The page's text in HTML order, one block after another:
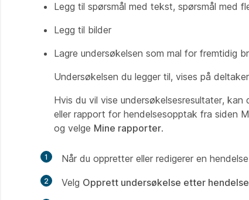
Legg til spørsmål med tekst, spørsmål med
Legg til bilder
Lagre undersøkelsen som mal for fremtidig
Undersøkelsen du legger til, vises på
Hvis du vil vise undersøkelsesresultater,
eller rapport for hendelsesopptak fra siden
og velge Mine rapporter.
1 Når du oppretter eller redigerer en
2 Velg Opprett undersøkelse etter